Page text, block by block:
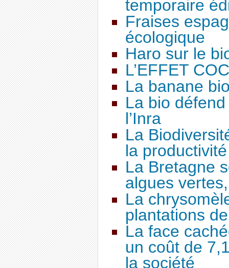
temporaire
Fraises
écologique
Haro sur le
L’EFFET
La banane
La bio
l’Inra
La
la productivité
La Bretagne
algues
La
plantations
La face
un coût de
la société